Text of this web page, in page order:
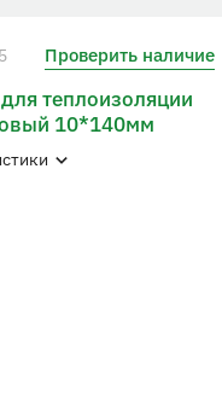
Проверить наличие
теплоизоляции
10*140мм